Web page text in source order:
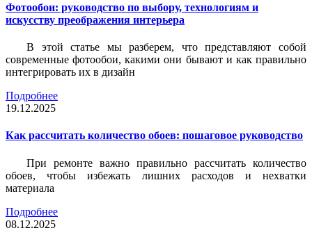
Фотообои: руководство по выбору, технологиям и
искусству преображения интерьера
В этой статье мы разберем, что представляют собой
современные фотообои, какими они бывают и как правильно
интегрировать их в дизайн
Подробнее
19.12.2025
Как рассчитать количество обоев: пошаговое руководство
При ремонте важно правильно рассчитать количество
обоев, чтобы избежать лишних расходов и нехватки
материала
Подробнее
08.12.2025